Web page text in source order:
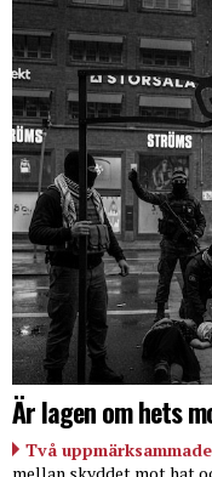
Är lagen om hets
Två
mellan skyddet mot hat